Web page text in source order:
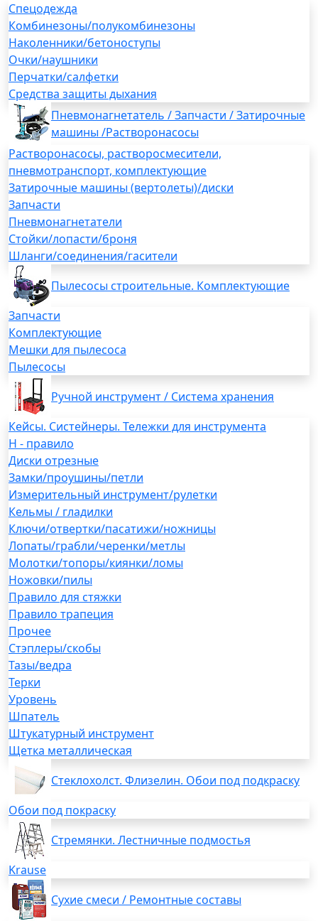
Спецодежда
Комбинезоны/полукомбинезоны
Наколенники/бетоноступы
Очки/наушники
Перчатки/салфетки
Средства защиты дыхания
Пневмонагнетатель / Запчасти / Затирочные
машины /Растворонасосы
Растворонасосы, растворосмесители,
пневмотранспорт, комплектующие
Затирочные машины (вертолеты)/диски
Запчасти
Пневмонагнетатели
Стойки/лопасти/броня
Шланги/соединения/гасители
Пылесосы строительные. Комплектующие
Запчасти
Комплектующие
Мешки для пылесоса
Пылесосы
Ручной инструмент / Система хранения
Кейсы. Систейнеры. Тележки для инструмента
H - правило
Диски отрезные
Замки/проушины/петли
Измерительный инструмент/рулетки
Кельмы / гладилки
Ключи/отвертки/пасатижи/ножницы
Лопаты/грабли/черенки/метлы
Молотки/топоры/киянки/ломы
Ножовки/пилы
Правило для стяжки
Правило трапеция
Прочее
Стэплеры/скобы
Тазы/ведра
Терки
Уровень
Шпатель
Штукатурный инструмент
Щетка металлическая
Стеклохолст. Флизелин. Обои под подкраску
Обои под покраску
Стремянки. Лестничные подмостья
Krause
Сухие смеси / Ремонтные составы